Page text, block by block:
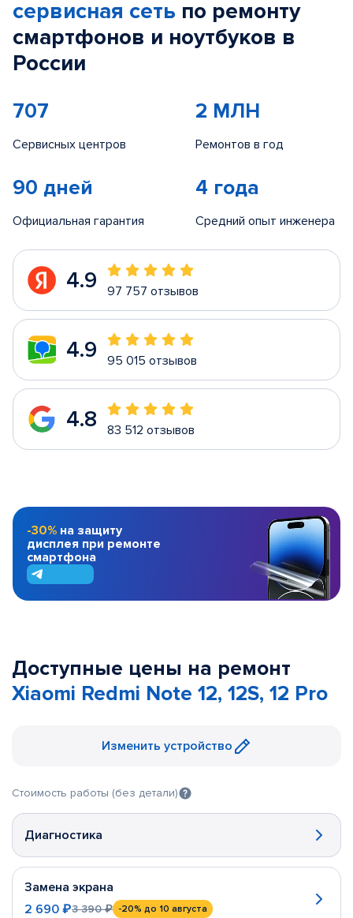
сервисная сеть по ремонту
смартфонов и ноутбуков в
России
707
Сервисных центров
2 МЛН
Ремонтов в год
90 дней
Официальная гарантия
4 года
Средний опыт инженера
4.9 97 757 отзывов
4.9 95 015 отзывов
4.8 83 512 отзывов
-30% на защиту
дисплея при ремонте
смартфона
Доступные цены на ремонт
Xiaomi Redmi Note 12, 12S, 12 Pro
Изменить устройство
Стоимость работы (без детали)
Диагностика
Замена экрана
2 690 ₽3 390 ₽ -20% до 10 августа